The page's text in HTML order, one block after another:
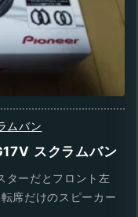
ムバン
スクラムバン
ターだとフロント左
席だけのスピーカー